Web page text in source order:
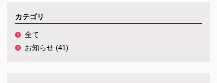
カテゴリ
全て
お知らせ (41)